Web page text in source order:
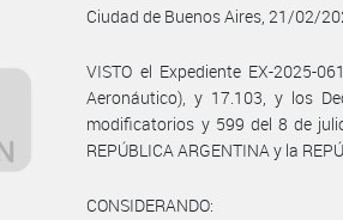
Ciudad de Buenos Aires, 21/02/
VISTO el Expediente EX-2025-
Aeronáutico), y 17.103, y los
modificatorios y 599 del 8 de
REPÚBLICA ARGENTINA y la
CONSIDERANDO: